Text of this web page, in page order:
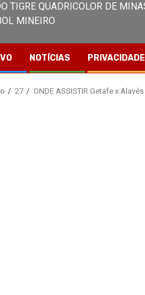
TIGRE QUADRICOLOR DE
MINEIRO
NOTÍCIAS PRIVACIDADE
27 ONDE ASSISTIR Getafe x